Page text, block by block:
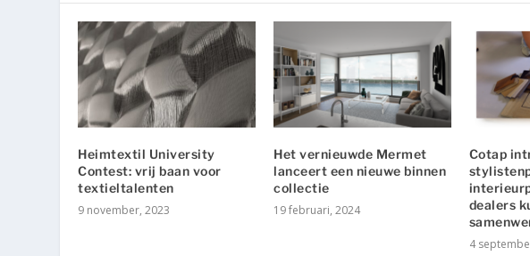
Heimtextil University
Contest: vrij baan voor
textieltalenten
9 november, 2023
Het vernieuwde Mermet
lanceert een nieuwe binnen
collectie
19 februari, 2024
Cotap
dealers
4